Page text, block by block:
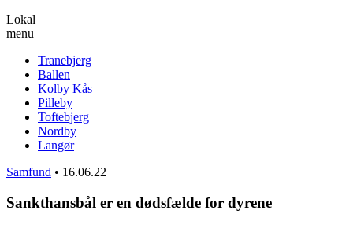
Lokal
menu
Tranebjerg
Ballen
Kolby Kås
Pilleby
Toftebjerg
Nordby
Langør
Samfund • 16.06.22
Sankthansbål er en dødsfælde for dyrene